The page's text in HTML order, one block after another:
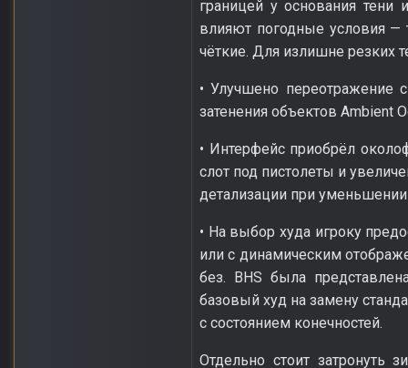
границей у основания
влияют погодные условия —
чёткие. Для излишне резких
• Улучшено переотражение
затенения объектов Ambient
• Интерфейс приобрёл
слот под пистолеты и
детализации при
• На выбор худа игроку
или с динамическим
без. BHS была
базовый худ на замену
с состоянием конечностей.
Отдельно стоит затронуть